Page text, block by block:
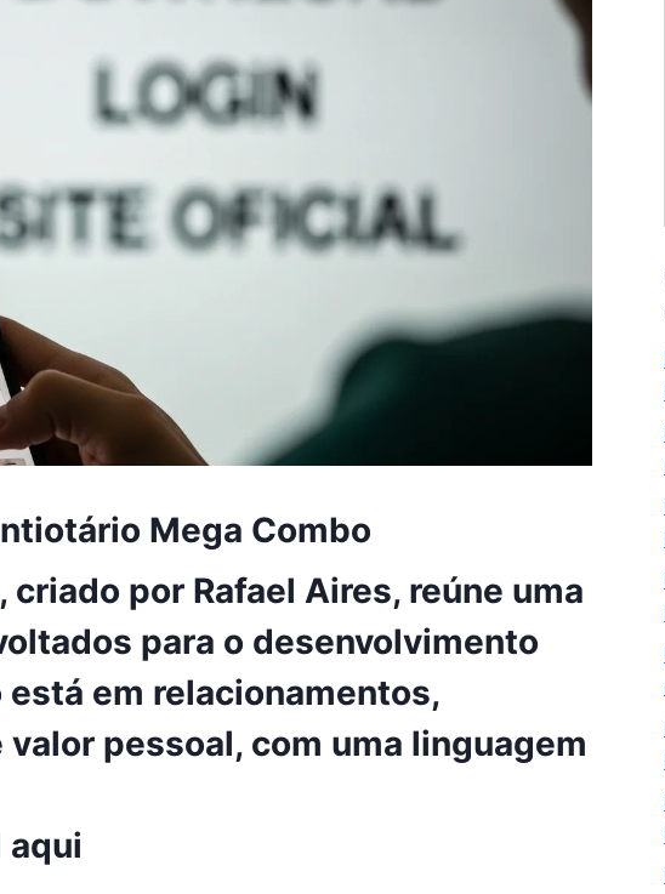
Mega Combo
, criado por Rafael Aires, reúne uma
para o desenvolvimento
está em relacionamentos,
pessoal, com uma linguagem
aqui